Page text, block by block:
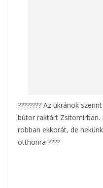
???????? Az ukránok
bútor raktárt
robban ekkorát, de
otthonra ????